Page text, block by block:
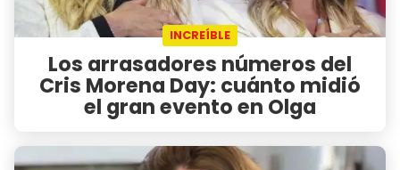
INCREÍBLE
Los arrasadores números del
Cris Morena Day: cuánto midió
el gran evento en Olga